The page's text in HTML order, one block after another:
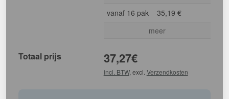
vanaf 16 pak
35,19 €
meer
Totaal prijs 37,27€
incl. BTW, excl. Verzendkosten